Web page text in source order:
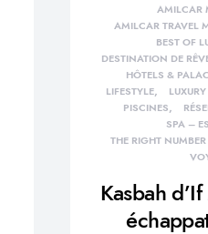
AMILCAR
AMILCAR TRAVEL
BEST OF
DESTINATION DE
HÔTELS &
LIFESTYLE
PISCINES
SPA –
THE RIGHT
Kasbah